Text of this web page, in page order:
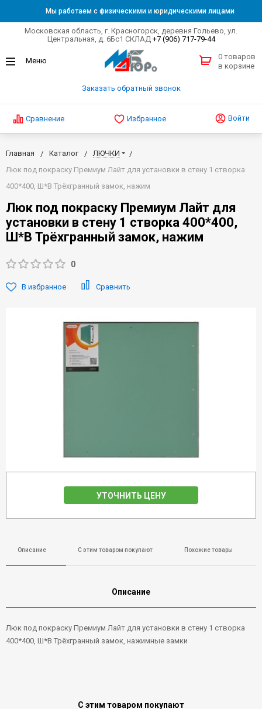
Мы работаем с физическими и юридическими лицами
Московская область, г. Красногорск, деревня Гольево, ул.
Центральная, д. 6Бс1 СКЛАД +7 (906) 717-79-44
Заказать обратный звонок
0 товаров
в корзине
Сравнение Избранное Войти
Главная Каталог
ЛЮЧКИ
Люк под покраску Премиум Лайт для установки в стену 1 створка
400*400, Ш*В Трёхгранный замок, нажим
Люк под покраску Премиум Лайт для
установки в стену 1 створка 400*400,
Ш*В Трёхгранный замок, нажим
0
В избранное Сравнить
УТОЧНИТЬ ЦЕНУ
Описание С этим товаром покупают Похожие товары
Описание
Люк под покраску Премиум Лайт для установки в стену 1 створка
400*400, Ш*В Трёхгранный замок, нажимные замки
С этим товаром покупают